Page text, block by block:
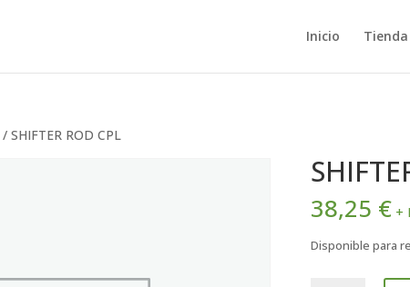
Inicio Tienda
/ SHIFTER ROD CPL
38,25 € +
Disponible para